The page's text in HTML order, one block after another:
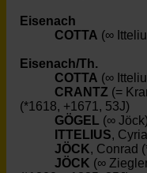
Eisenach
COTTA (∞
Eisenach/Th.
COTTA (∞
CRANTZ (=
(*1618, +1671, 53J)
GÖGEL (∞
ITTELIUS,
JÖCK, Conrad
JÖCK (∞